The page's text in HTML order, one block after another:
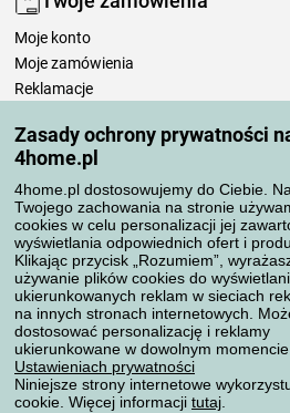
Zasady ochrony prywatności
4home.pl
4home.pl dostosowujemy do Ciebie.
Twojego zachowania na stronie
cookies w celu personalizacji jej
wyświetlania odpowiednich ofert i
Klikając przycisk „Rozumiem”,
używanie plików cookies do
ukierunkowanych reklam w sieciach
na innych stronach internetowych.
dostosować personalizację i reklamy
ukierunkowane w dowolnym
Ustawieniach prywatności
Niniejsze strony internetowe
cookie. Więcej informacji tutaj
Moje konto
Moje zamówienia
Reklamacje
Zasady przetwarzania recenzji
Sposoby transportu
Metody płatności
Niezawodny sklep